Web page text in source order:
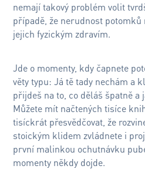
nemají takový problém volit
případě, že nerudnost potomků
jejich fyzickým zdravím.
Jde o momenty, kdy čapnete
věty typu: Já tě tady nechám a
přijdeš na to, co děláš špatně a
Můžete mít načtených tisíce
tisíckrát přesvědčovat, že
stoickým klidem zvládnete i
první malinkou ochutnávku
momenty někdy dojde.